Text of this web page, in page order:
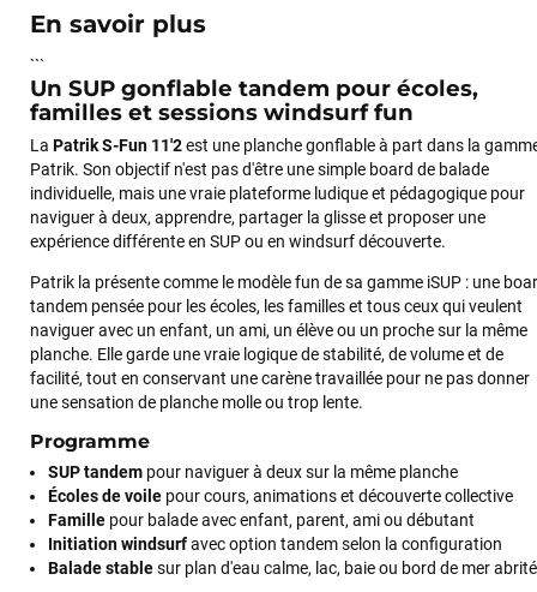
En savoir plus
```
Un SUP gonflable tandem pour écoles,
familles et sessions windsurf fun
La Patrik S-Fun 11'2est une planche gonflable à part dans la
Patrik. Son objectif n'est pas d'être une simple board de balade
individuelle, mais une vraie plateforme ludique et pédagogique pour
naviguer à deux, apprendre, partager la glisse et proposer une
expérience différente en SUP ou en windsurf découverte.
Patrik la présente comme le modèle fun de sa gamme iSUP : une
tandem pensée pour les écoles, les familles et tous ceux qui veulent
naviguer avec un enfant, un ami, un élève ou un proche sur la même
planche. Elle garde une vraie logique de stabilité, de volume et de
facilité, tout en conservant une carène travaillée pour ne pas donner
une sensation de planche molle ou trop lente.
Programme
SUP tandem pour naviguer à deux sur la même planche
Écoles de voile pour cours, animations et découverte collective
Famille pour balade avec enfant, parent, ami ou débutant
Initiation windsurfavec option tandem selon la configuration
Balade stablesur plan d'eau calme, lac, baie ou bord de mer abrité